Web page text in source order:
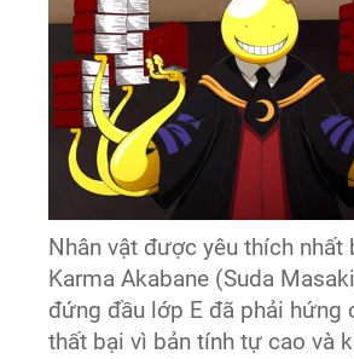
Nhân vật được yêu thích nhất
Karma Akabane (Suda
đứng đầu lớp E đã phải hứng
thất bại vì bản tính tự cao và